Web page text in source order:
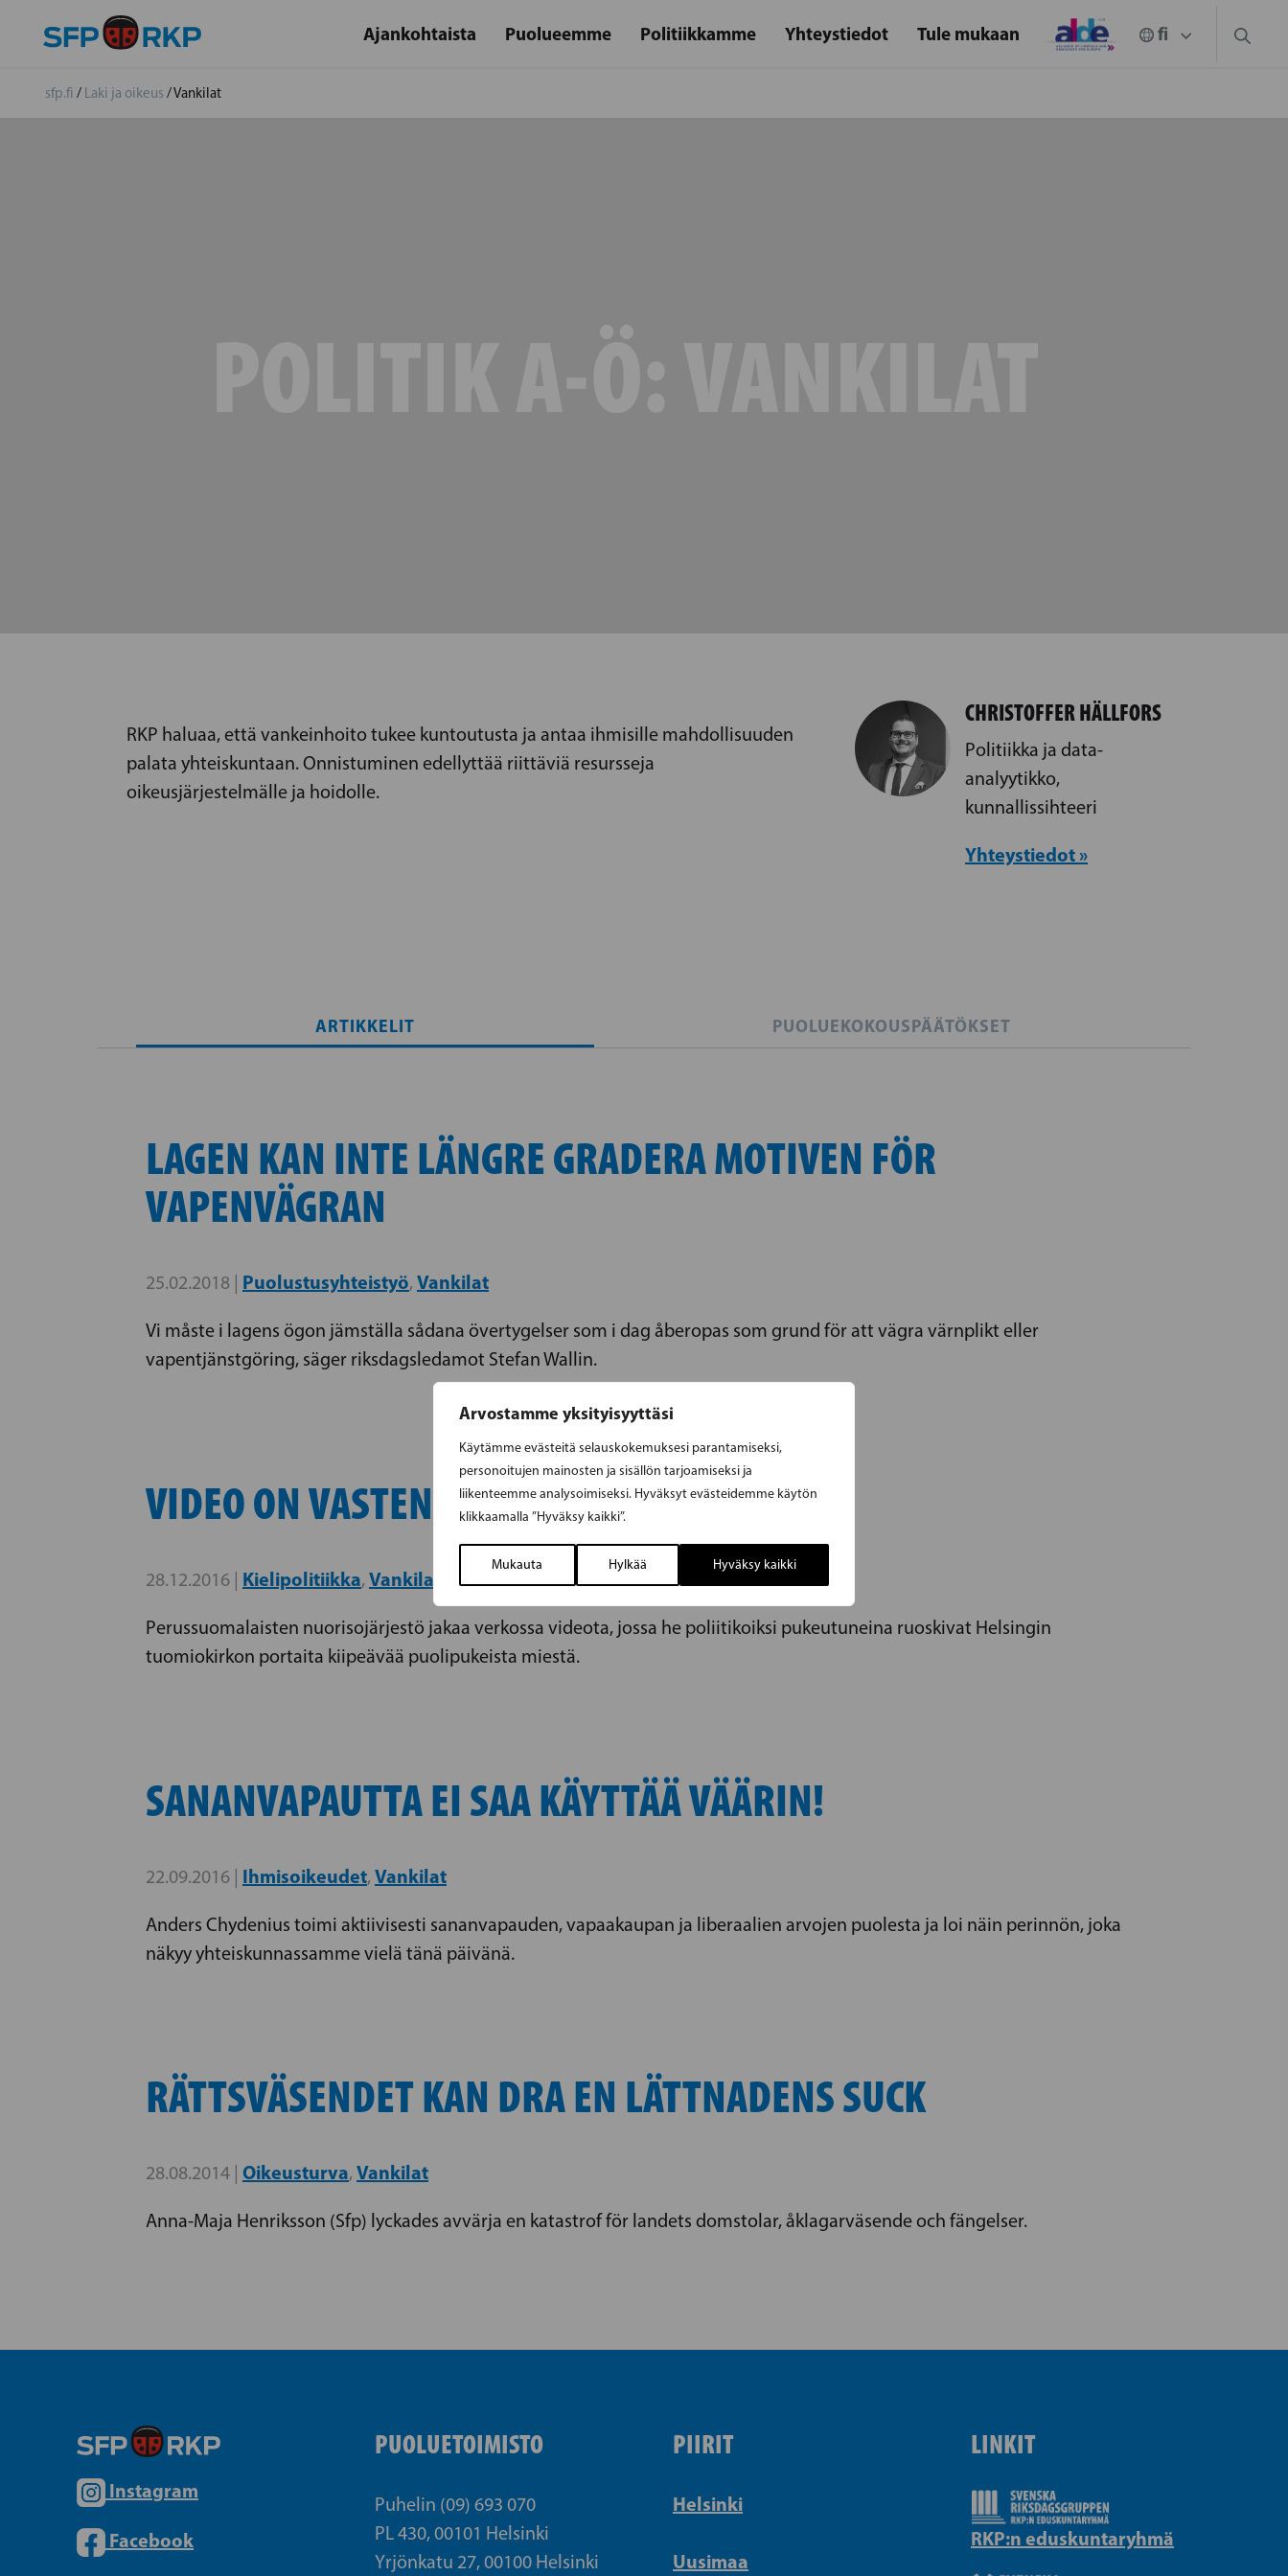
Arvostamme yksityisyyttäsi
Käytämme evästeitä selauskokemuksesi parantamiseksi,
personoitujen mainosten ja sisällön tarjoamiseksi ja
liikenteemme analysoimiseksi. Hyväksyt evästeidemme käytön
klikkaamalla ”Hyväksy kaikki”.
Mukauta Hylkää Hyväksy kaikki
Ajankohtaista Puolueemme Politiikkamme Yhteystiedot Tule mukaan
sfp.fi / Laki ja oikeus /Vankilat
RKP haluaa, että vankeinhoito tukee kuntoutusta ja antaa ihmisille mahdollisuuden
palata yhteiskuntaan. Onnistuminen edellyttää riittäviä resursseja
oikeusjärjestelmälle ja hoidolle.
CHRISTOFFER HÄLLFORS
Politiikka ja data-
analyytikko,
kunnallissihteeri
Yhteystiedot »
ARTIKKELIT PUOLUEKOKOUSPÄÄTÖKSET
LAGEN KAN INTE LÄNGRE GRADERA MOTIVEN FÖR
VAPENVÄGRAN
25.02.2018 | Puolustusyhteistyö, Vankilat
Vi måste i lagens ögon jämställa sådana övertygelser som i dag åberopas som grund för att vägra värnplikt eller
vapentjänstgöring, säger riksdagsledamot Stefan Wallin.
VIDEO ON VASTENMIELINEN
28.12.2016 | Kielipolitiikka, Vankilat
Perussuomalaisten nuorisojärjestö jakaa verkossa videota, jossa he poliitikoiksi pukeutuneina ruoskivat Helsingin
tuomiokirkon portaita kiipeävää puolipukeista miestä.
SANANVAPAUTTA EI SAA KÄYTTÄÄ VÄÄRIN!
22.09.2016 | Ihmisoikeudet, Vankilat
Anders Chydenius toimi aktiivisesti sananvapauden, vapaakaupan ja liberaalien arvojen puolesta ja loi näin perinnön, joka
näkyy yhteiskunnassamme vielä tänä päivänä.
RÄTTSVÄSENDET KAN DRA EN LÄTTNADENS SUCK
28.08.2014 | Oikeusturva, Vankilat
Anna-Maja Henriksson (Sfp) lyckades avvärja en katastrof för landets domstolar, åklagarväsende och fängelser.
Instagram
Facebook
PUOLUETOIMISTO
Puhelin (09) 693 070
PL 430, 00101 Helsinki
Yrjönkatu 27, 00100 Helsinki
PIIRIT
Helsinki
Uusimaa
LINKIT
RKP:n eduskuntaryhmä